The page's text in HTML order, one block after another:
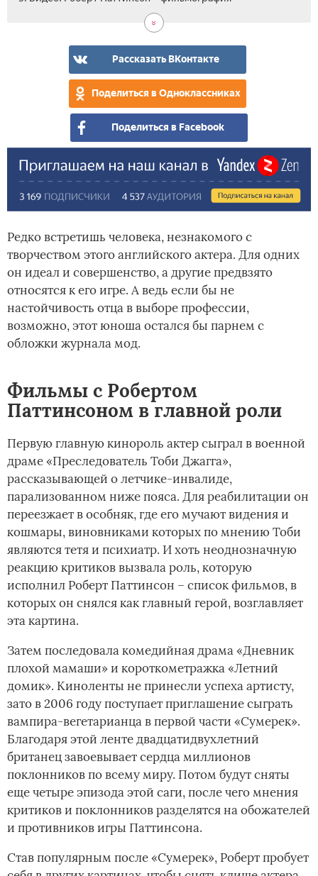
Рассказать ВКонтакте
Поделиться в Одноклассниках
Поделиться в Facebook
Редко встретишь человека, незнакомого с
творчеством этого английского актера. Для одних
он идеал и совершенство, а другие предвзято
относятся к его игре. А ведь если бы не
настойчивость отца в выборе профессии,
возможно, этот юноша остался бы парнем с
обложки журнала мод.
Фильмы с Робертом
Паттинсоном в главной роли
Первую главную кинороль актер сыграл в военной
драме «Преследователь Тоби Джагга»,
рассказывающей о летчике-инвалиде,
парализованном ниже пояса. Для реабилитации он
переезжает в особняк, где его мучают видения и
кошмары, виновниками которых по мнению Тоби
являются тетя и психиатр. И хоть неоднозначную
реакцию критиков вызвала роль, которую
исполнил Роберт Паттинсон – список фильмов, в
которых он снялся как главный герой, возглавляет
эта картина.
Затем последовала комедийная драма «Дневник
плохой мамаши» и короткометражка «Летний
домик». Киноленты не принесли успеха артисту,
зато в 2006 году поступает приглашение сыграть
вампира-вегетарианца в первой части «Сумерек».
Благодаря этой ленте двадцатидвухлетний
британец завоевывает сердца миллионов
поклонников по всему миру. Потом будут сняты
еще четыре эпизода этой саги, после чего мнения
критиков и поклонников разделятся на обожателей
и противников игры Паттинсона.
Став популярным после «Сумерек», Роберт пробует